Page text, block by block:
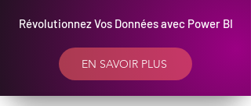
Révolutionnez Vos Données avec Power BI
EN SAVOIR PLUS